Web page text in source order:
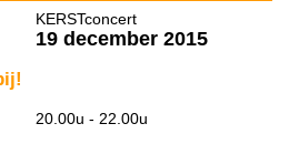
KERSTconcert
19 december 2015
20.00u - 22.00u